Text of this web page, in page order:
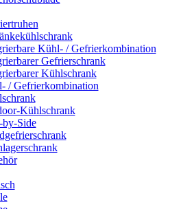
Kühl- / Gefrierkombination
Gefrierschrank
Kühlschrank
/ Gefrierkombination
Kühlschrank
by-Side